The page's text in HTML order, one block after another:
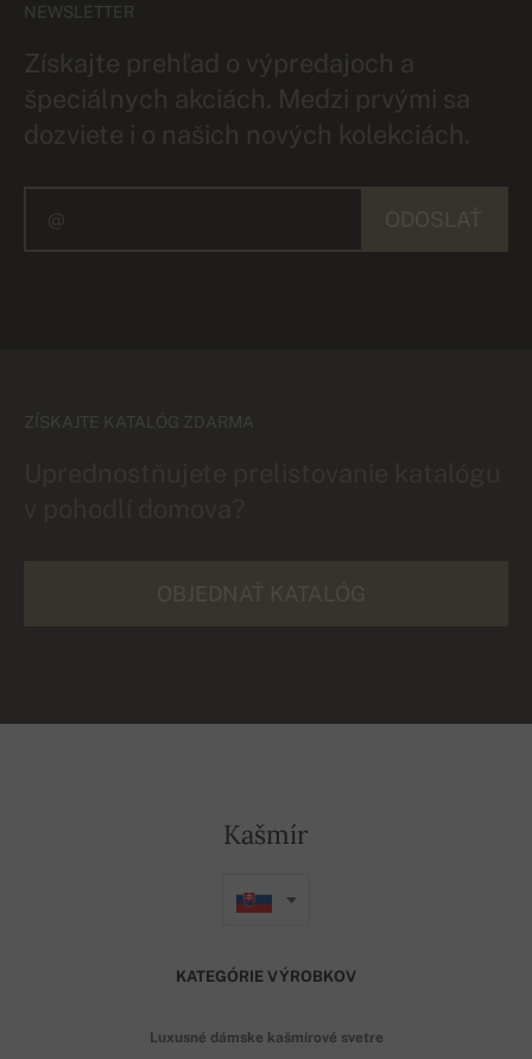
NEWSLETTER
Získajte prehľad o výpredajoch a
špeciálnych akciách. Medzi prvými sa
dozviete i o našich nových kolekciách.
ZÍSKAJTE KATALÓG ZDARMA
Kašmír
KATEGÓRIE VÝROBKOV
Luxusné dámske kašmírové svetre